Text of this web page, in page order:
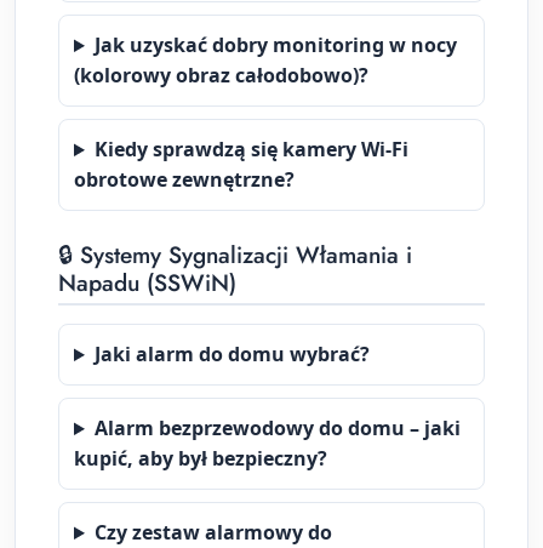
Jak uzyskać dobry monitoring w nocy
(kolorowy obraz całodobowo)?
Kiedy sprawdzą się kamery Wi-Fi
obrotowe zewnętrzne?
🔒 Systemy Sygnalizacji Włamania i
Napadu (SSWiN)
Jaki alarm do domu wybrać?
Alarm bezprzewodowy do domu – jaki
kupić, aby był bezpieczny?
Czy zestaw alarmowy do